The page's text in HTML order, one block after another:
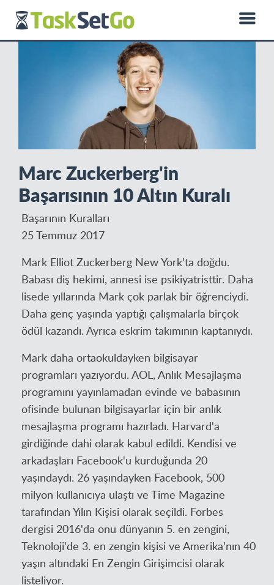
0850 885 01 50
English
Marc Zuckerberg'in
Başarısının 10 Altın Kuralı
Başarının Kuralları
25 Temmuz 2017
Mark Elliot Zuckerberg New York'ta doğdu.
Babası diş hekimi, annesi ise psikiyatristtir. Daha
lisede yıllarında Mark çok parlak bir öğrenciydi.
Daha genç yaşında yaptığı çalışmalarla birçok
ödül kazandı. Ayrıca eskrim takımının kaptanıydı.
Mark daha ortaokuldayken bilgisayar
programları yazıyordu. AOL, Anlık Mesajlaşma
programını yayınlamadan evinde ve babasının
ofisinde bulunan bilgisayarlar için bir anlık
mesajlaşma programı hazırladı. Harvard'a
girdiğinde dahi olarak kabul edildi. Kendisi ve
arkadaşları Facebook'u kurduğunda 20
yaşındaydı. 26 yaşındayken Facebook, 500
milyon kullanıcıya ulaştı ve Time Magazine
tarafından Yılın Kişisi olarak seçildi. Forbes
dergisi 2016'da onu dünyanın 5. en zengini,
Teknoloji'de 3. en zengin kişisi ve Amerika'nın 40
yaşın altındaki En Zengin Girişimcisi olarak
listeliyor.